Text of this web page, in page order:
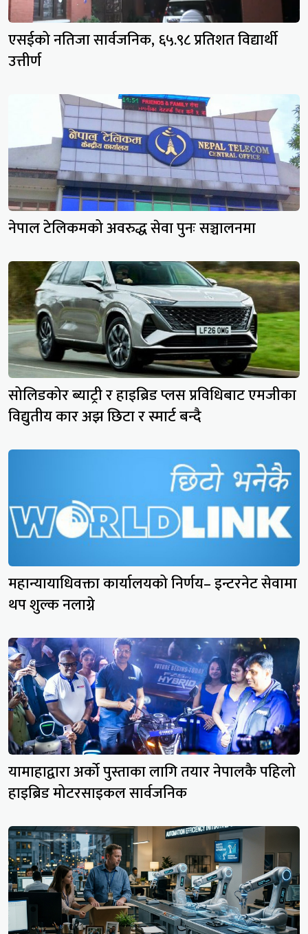
एसईको नतिजा सार्वजनिक, ६५.९८ प्रतिशत विद्यार्थी
उत्तीर्ण
नेपाल टेलिकमको अवरुद्ध सेवा पुनः सञ्चालनमा
सोलिडकोर ब्याट्री र हाइब्रिड प्लस प्रविधिबाट एमजीका
विद्युतीय कार अझ छिटा र स्मार्ट बन्दै
महान्यायाधिवक्ता कार्यालयको निर्णय– इन्टरनेट सेवामा
थप शुल्क नलाग्ने
यामाहाद्वारा अर्को पुस्ताका लागि तयार नेपालकै पहिलो
हाइब्रिड मोटरसाइकल सार्वजनिक